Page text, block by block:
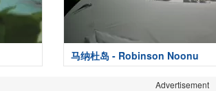
马纳杜岛 - Robinson Noonu
Advertisement